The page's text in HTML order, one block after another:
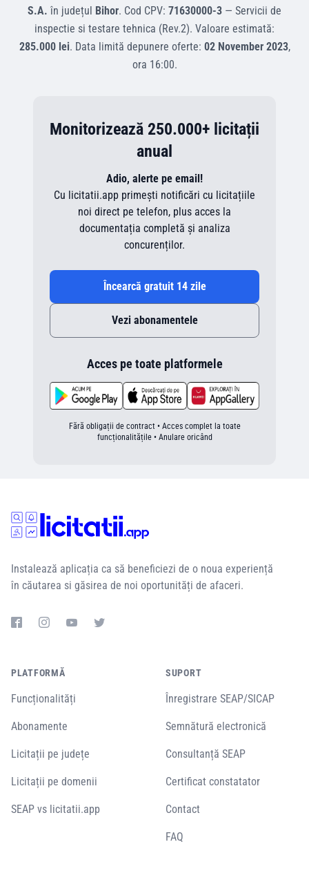
S.A. în județul Bihor. Cod CPV: 71630000-3 — Servicii de
inspectie si testare tehnica (Rev.2). Valoare estimată:
285.000 lei. Data limită depunere oferte: 02 November 2023,
ora 16:00.
Monitorizează 250.000+ licitații
anual
Adio, alerte pe email!
Cu licitatii.app primești notificări cu licitațiile
noi direct pe telefon, plus acces la
documentația completă și analiza
concurenților.
Încearcă gratuit 14 zile
Vezi abonamentele
Acces pe toate platformele
Fără obligații de contract • Acces complet la toate
funcționalitățile • Anulare oricând
Instalează aplicația ca să beneficiezi de o noua experiență
în căutarea si găsirea de noi oportunități de afaceri.
PLATFORMĂ
Funcționalități
Abonamente
Licitații pe județe
Licitații pe domenii
SEAP vs licitatii.app
SUPORT
Înregistrare SEAP/SICAP
Semnătură electronică
Consultanță SEAP
Certificat constatator
Contact
FAQ